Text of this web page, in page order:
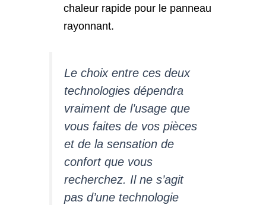
chaleur rapide pour le panneau
rayonnant.
Le choix entre ces deux
technologies dépendra
vraiment de l’usage que
vous faites de vos pièces
et de la sensation de
confort que vous
recherchez. Il ne s’agit
pas d’une technologie